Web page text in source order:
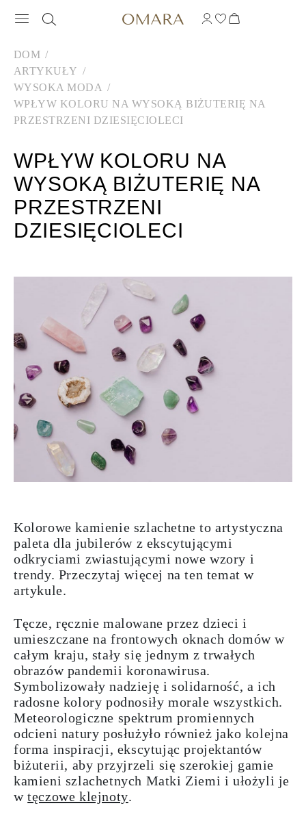
DOM
ARTYKUŁY
WYSOKA MODA
WPŁYW KOLORU NA WYSOKĄ BIŻUTERIĘ NA
PRZESTRZENI DZIESIĘCIOLECI
WPŁYW KOLORU NA
WYSOKĄ BIŻUTERIĘ NA
PRZESTRZENI
DZIESIĘCIOLECI
Kolorowe kamienie szlachetne to artystyczna
paleta dla jubilerów z ekscytującymi
odkryciami zwiastującymi nowe wzory i
trendy. Przeczytaj więcej na ten temat w
artykule.
Tęcze, ręcznie malowane przez dzieci i
umieszczane na frontowych oknach domów w
całym kraju, stały się jednym z trwałych
obrazów pandemii koronawirusa.
Symbolizowały nadzieję i solidarność, a ich
radosne kolory podnosiły morale wszystkich.
Meteorologiczne spektrumpromiennych
odcieni natury posłużyło również jako kolejna
forma inspiracji, ekscytując projektantów
biżuterii, aby przyjrzeli się szerokiej gamie
kamieni szlachetnych Matki Ziemi i ułożyli je
wtęczowe klejnoty.